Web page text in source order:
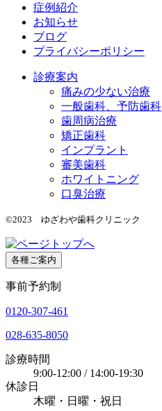
症例紹介
お知らせ
ブログ
プライバシーポリシー
診療案内
痛みの少ない治療
一般歯科、予防歯科
歯周病治療
矯正歯科
インプラント
審美歯科
ホワイトニング
口臭治療
©2023 ゆざわや歯科クリニック
各種ご案内
事前予約制
0120-307-461
028-635-8050
診療時間
9:00-12:00 / 14:00-19:30
休診日
木曜・日曜・祝日